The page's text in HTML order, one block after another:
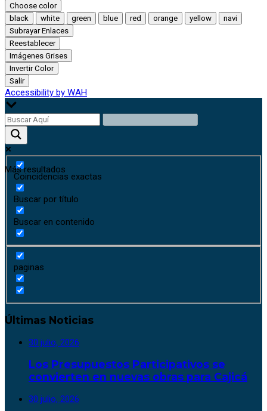
Choose color
black
white green blue red orange yellow
navi
Subrayar Enlaces
Reestablecer
Imágenes Grises
Invertir Color
Salir
Accessibility by WAH
Más resultados
Coincidencias exactas
Buscar por título
Buscar en contenido
paginas
Últimas Noticias
30 julio, 2026
Los Presupuestos Participativos se
convierten en nuevas obras para Cajicá
30 julio, 2026